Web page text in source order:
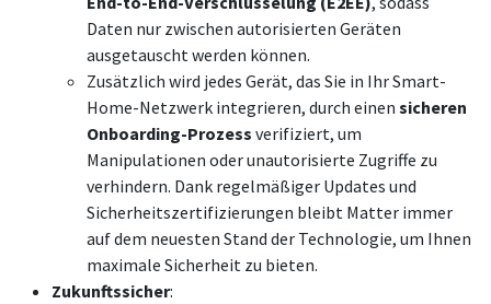
Daten nur zwischen autorisierten Geräten
ausgetauscht werden können.
Zusätzlich wird jedes Gerät, das Sie in Ihr Smart-
Home-Netzwerk integrieren, durch einen sicheren
Onboarding-Prozess verifiziert, um
Manipulationen oder unautorisierte Zugriffe zu
verhindern. Dank regelmäßiger Updates und
Sicherheitszertifizierungen bleibt Matter immer
auf dem neuesten Stand der Technologie, um Ihnen
maximale Sicherheit zu bieten.
Zukunftssicher: